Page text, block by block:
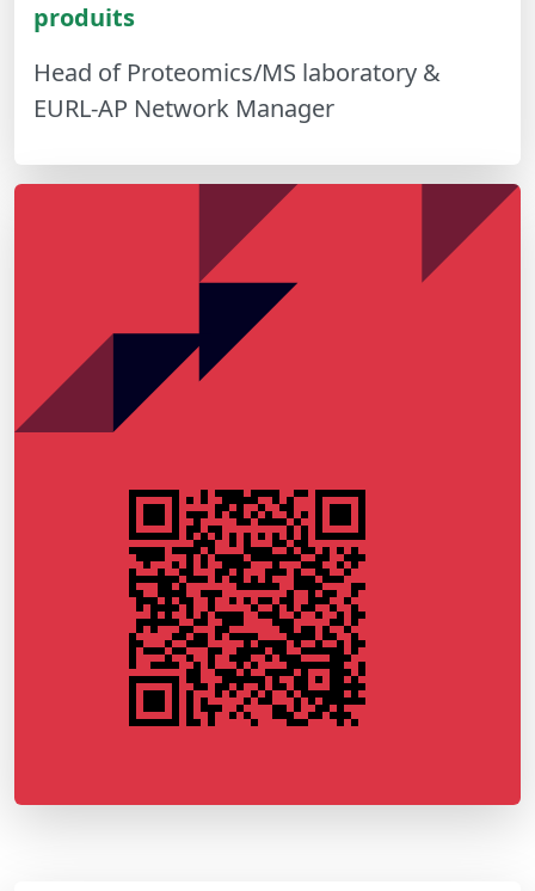
produits
Head of Proteomics/MS laboratory &
EURL-AP Network Manager